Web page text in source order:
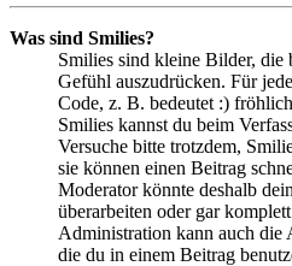
Was sind Smilies?
Smilies sind kleine Bilder, die
Gefühl auszudrücken. Für
Code, z. B. bedeutet :)
Smilies kannst du beim
Versuche bitte trotzdem,
sie können einen Beitrag
Moderator könnte deshalb
überarbeiten oder gar
Administration kann auch die
die du in einem Beitrag